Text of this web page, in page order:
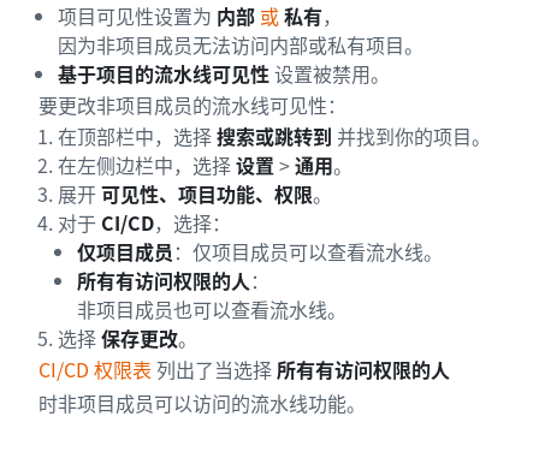
项目可见性设置为 内部 或私有，
因为非项目成员无法访问内部或私有项目。
基于项目的流水线可见性设置被禁用。
要更改非项目成员的流水线可见性：
在顶部栏中，选择搜索或跳转到 并找到你的项目。
在左侧边栏中，选择设置 >通用。
展开可见性、项目功能、权限。
对于 CI/CD，选择：
仅项目成员 ：仅项目成员可以查看流水线。
所有有访问权限的人：
非项目成员也可以查看流水线。
选择保存更改。
CI/CD 权限表 列出了当选择所有有访问权限的人
时非项目成员可以访问的流水线功能。